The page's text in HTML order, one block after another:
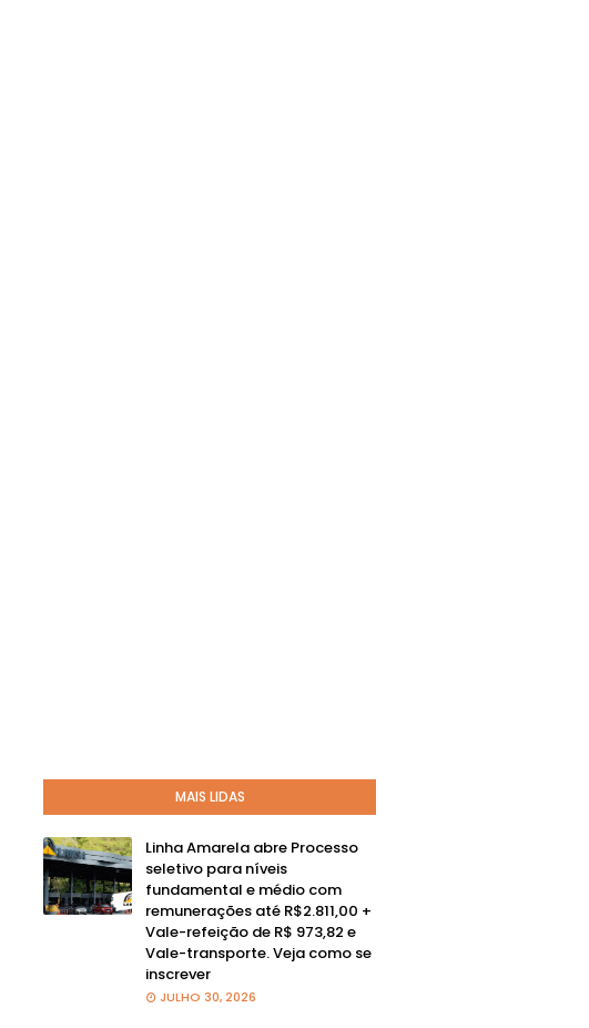
MAIS LIDAS
Linha Amarela abre Processo
seletivo para níveis
fundamental e médio com
remunerações até R$2.811,00 +
Vale-refeição de R$ 973,82 e
Vale-transporte. Veja como se
inscrever
JULHO 30, 2026